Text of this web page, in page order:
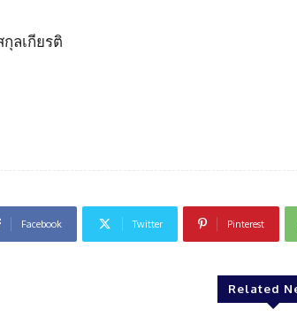
ลเกียรติ
Facebook Twitter Pinterest
Related